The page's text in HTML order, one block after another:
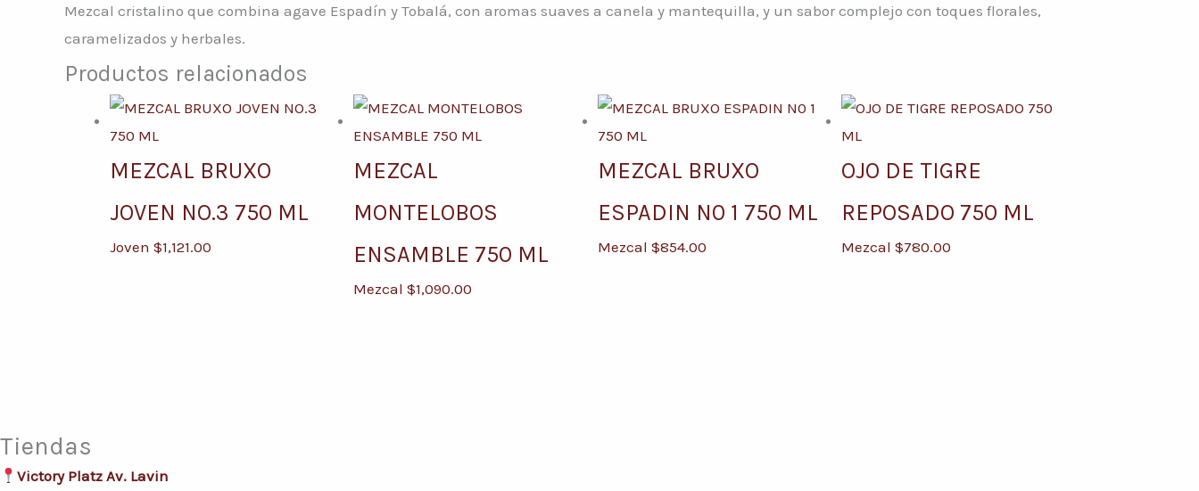
Mezcal cristalino que combina agave Espadín y Tobalá, con aromas suaves a canela y mantequilla, y un sabor complejo con toques florales,
caramelizados y herbales.
Productos relacionados
MEZCAL BRUXO
JOVEN NO.3 750 ML
Joven $1,121.00
MEZCAL
MONTELOBOS
ENSAMBLE 750 ML
Mezcal$1,090.00
MEZCAL BRUXO
ESPADIN N0 1 750 ML
Mezcal $854.00
OJO DE TIGRE
REPOSADO 750 ML
Mezcal$780.00
Tiendas
Victory Platz Av. Lavin